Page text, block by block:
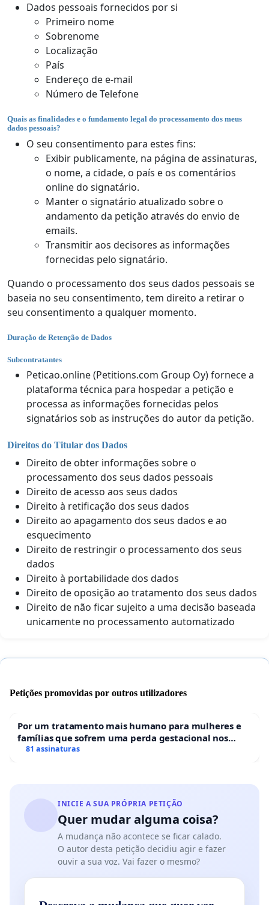
Dados pessoais fornecidos por si
Primeiro nome
Sobrenome
Localização
País
Endereço de e-mail
Número de Telefone
Quais as finalidades e o fundamento legal do processamento dos meus
dados pessoais?
O seu consentimento para estes fins:
Exibir publicamente, na página de assinaturas,
o nome, a cidade, o país e os comentários
online do signatário.
Manter o signatário atualizado sobre o
andamento da petição através do envio de
emails.
Transmitir aos decisores as informações
fornecidas pelo signatário.
Quando o processamento dos seus dados pessoais se
baseia no seu consentimento, tem direito a retirar o
seu consentimento a qualquer momento.
Duração de Retenção de Dados
Subcontratantes
Peticao.online (Petitions.com Group Oy) fornece a
plataforma técnica para hospedar a petição e
processa as informações fornecidas pelos
signatários sob as instruções do autor da petição.
Direitos do Titular dos Dados
Direito de obter informações sobre o
processamento dos seus dados pessoais
Direito de acesso aos seus dados
Direito à retificação dos seus dados
Direito ao apagamento dos seus dados e ao
esquecimento
Direito de restringir o processamento dos seus
dados
Direito à portabilidade dos dados
Direito de oposição ao tratamento dos seus dados
Direito de não ficar sujeito a uma decisão baseada
unicamente no processamento automatizado
Petições promovidas por outros utilizadores
Por um tratamento mais humano para mulheres e
famílias que sofrem uma perda gestacional nos
hospitais portugueses
81 assinaturas
INICIE A SUA PRÓPRIA PETIÇÃO
Quer mudar alguma coisa?
A mudança não acontece se ficar calado.
O autor desta petição decidiu agir e fazer
ouvir a sua voz. Vai fazer o mesmo?